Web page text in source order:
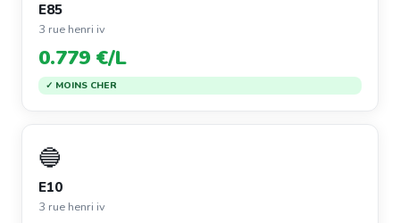
E85
3 rue henri iv
0.779 €/L
✓ MOINS CHER
🔵
E10
3 rue henri iv